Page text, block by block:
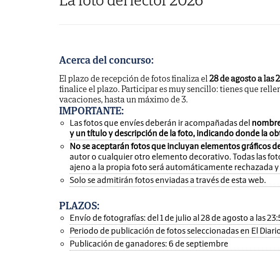
Acerca del concurso:
El plazo de recepción de fotos finaliza el28 de agosto a las
finalice el plazo. Participar es muy sencillo: tienes que
vacaciones, hasta un máximo de 3.
IMPORTANTE:
Las fotos que envíes deberán ir acompañadas del
y un título y descripción de la foto, indicando donde la
No se aceptarán fotos que incluyan elementos gráficos
autor o cualquier otro elemento decorativo. Todas las
ajeno a la propia foto será automáticamente rechazada
Solo se admitirán fotos enviadas a través de esta web.
PLAZOS:
Envío de fotografías: del 1 de julio al 28 de agosto a las
Periodo de publicación de fotos seleccionadas en El
Publicación de ganadores: 6 de septiembre